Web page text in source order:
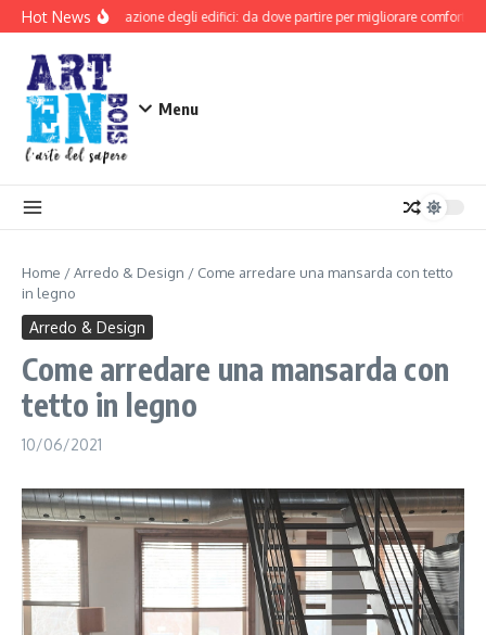
Salta al contenuto
Hot NewsRiqualificazione degli edifici: da dove partire per migliorare comfort e
Menu
Home /Arredo & Design / Come arredare una mansarda con tetto
in legno
Arredo & Design
Come arredare una mansarda con
tetto in legno
10/06/2021